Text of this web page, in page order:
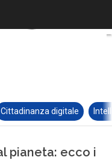
Cittadinanza digitale
pianeta: ecco i